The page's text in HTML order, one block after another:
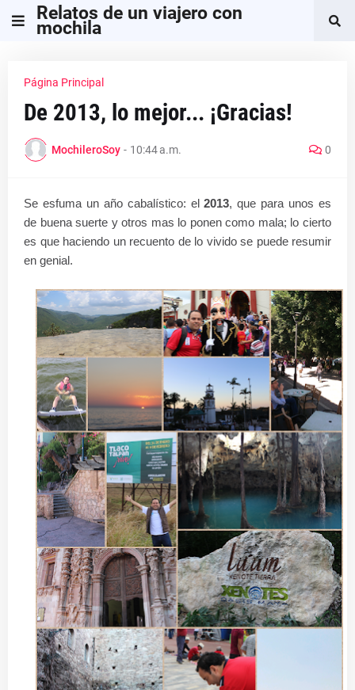
Relatos de un viajero con
mochila
Página Principal
De 2013, lo mejor... ¡Gracias!
MochileroSoy - 10:44 a.m. 0
Se esfuma un año cabalístico: el2013, que para unos es
de buena suerte y otros mas lo ponen como mala; lo cierto
es que haciendo un recuento de lo vivido se puede resumir
en genial.